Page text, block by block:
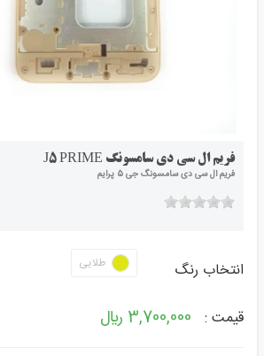
فریم ال سی دی سامسونگ J5 PRIME
فریم ال سی دی سامسونگ جی 5 پرایم
انتخاب رنگ طلایی
قیمت : 3,700,000 ﷼